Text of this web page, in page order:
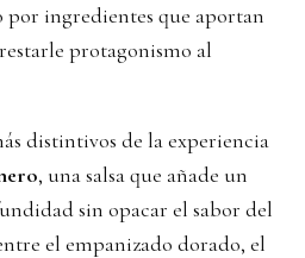
ingredientes que aportan
protagonismo al
distintivos de la experiencia
, una salsa que añade un
sin opacar el sabor del
el empanizado dorado, el